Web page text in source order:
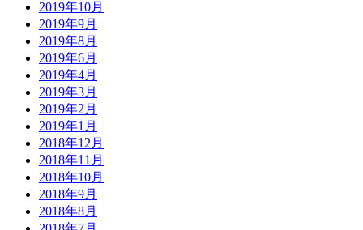
2019年10月
2019年9月
2019年8月
2019年6月
2019年4月
2019年3月
2019年2月
2019年1月
2018年12月
2018年11月
2018年10月
2018年9月
2018年8月